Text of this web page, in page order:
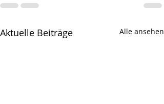
Aktuelle Beiträge Alle ansehen